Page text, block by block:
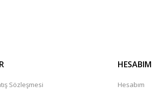
Sözleşmesi
HESABIM
Hesabım